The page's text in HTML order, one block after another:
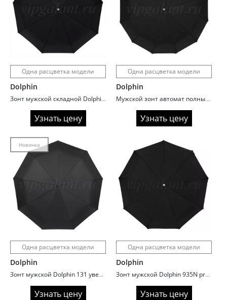
Одна расцветка модели
Dolphin
Зонт мужской складной Dolphin 347 ручка крюк
Узнать цену
Одна расцветка модели
Dolphin
Мужской зонт автомат полный Dolphin 265
Узнать цену
Новинка
Одна расцветка модели
Dolphin
Зонт мужской Dolphin 131 увеличенный купол ручка гольф
Узнать цену
Одна расцветка модели
Dolphin
Зонт мужской Dolphin 935N premium
Узнать цену